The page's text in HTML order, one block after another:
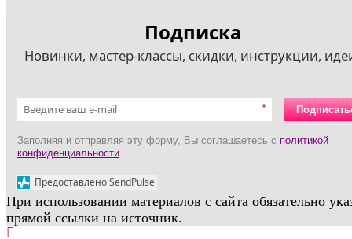
Подписка
Новинки, мастер-классы, скидки, инструкции,
*
Заполняя и отправляя эту форму, Вы соглашаетесь с политикой
конфиденциальности
Предоставлено SendPulse
При использовании материалов с сайта обязательно
прямой ссылки на источник.